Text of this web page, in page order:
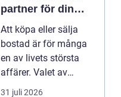
partner för din
bostadsaffär
Att köpa eller sälja
bostad är för många
en av livets största
affärer. Valet av
mäklare Värnamo
31 juli 2026